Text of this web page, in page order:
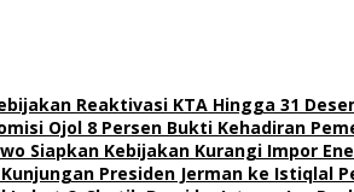
Reaktivasi KTA Hingga 31
Ojol 8 Persen Bukti Kehadiran
Siapkan Kebijakan Kurangi Impor
Presiden Jerman ke Istiqlal